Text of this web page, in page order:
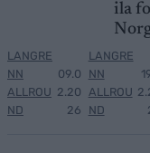
LANGRE
NN
ALLROU
ND
09.0
2.20
26
ila
LANGRE
NN
ALLROU
ND